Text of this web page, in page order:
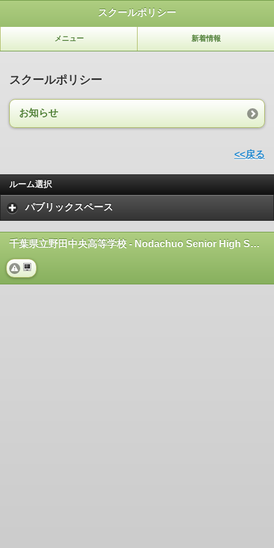
スクールポリシー
メニュー 新着情報
スクールポリシー
お知らせ
<<戻る
ルーム選択
パブリックスペース
千葉県立野田中央高等学校 - Nodachuo Senior High School